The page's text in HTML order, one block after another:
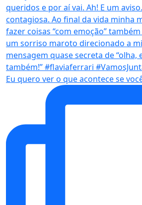
Eu quero ver o que acontece se